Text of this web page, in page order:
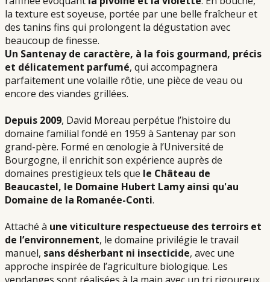
la texture est soyeuse, portée par une belle fraîcheur et
des tanins fins qui prolongent la dégustation avec
beaucoup de finesse.
Un Santenay de caractère, à la fois gourmand, précis
et délicatement parfumé, qui accompagnera
parfaitement une volaille rôtie, une pièce de veau ou
encore des viandes grillées.
Depuis 2009, David Moreau perpétue l’histoire du
domaine familial fondé en 1959 à Santenay par son
grand-père. Formé en œnologie à l’Université de
Bourgogne, il enrichit son expérience auprès de
domaines prestigieux tels que le Château de
Beaucastel, le Domaine Hubert Lamy ainsi qu'au
Domaine de la Romanée-Conti.
Attaché à une viticulture respectueuse des terroirs et
de l’environnement, le domaine privilégie le travail
manuel, sans désherbant ni insecticide, avec une
approche inspirée de l’agriculture biologique. Les